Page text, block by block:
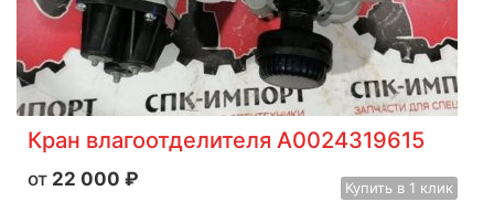
Кран влагоотделителя A0024319615
22 000 ₽ Купить в 1 клик